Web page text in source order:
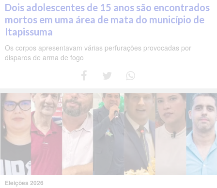
Dois adolescentes de 15 anos são encontrados
mortos em uma área de mata do município de
Itapissuma
Os corpos apresentavam várias perfurações provocadas por
disparos de arma de fogo
Eleições 2026